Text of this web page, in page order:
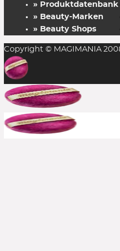
» Produktdatenbank
» Beauty-Marken
» Beauty Shops
Copyright © MAGIMANIA